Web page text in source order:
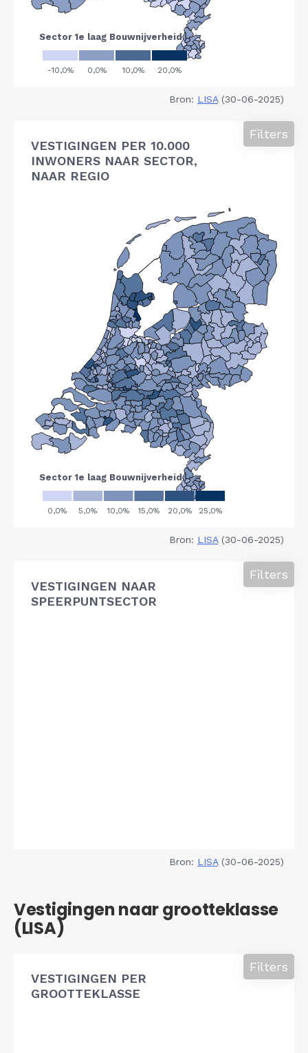
Bron: LISA(30-06-2025)
VESTIGINGEN PER 10.000
INWONERS NAAR SECTOR,
NAAR REGIO
Filters
Bron: LISA(30-06-2025)
VESTIGINGEN NAAR
SPEERPUNTSECTOR
Filters
Bron: LISA(30-06-2025)
Vestigingen naar grootteklasse
(LISA)
VESTIGINGEN PER
GROOTTEKLASSE
Filters